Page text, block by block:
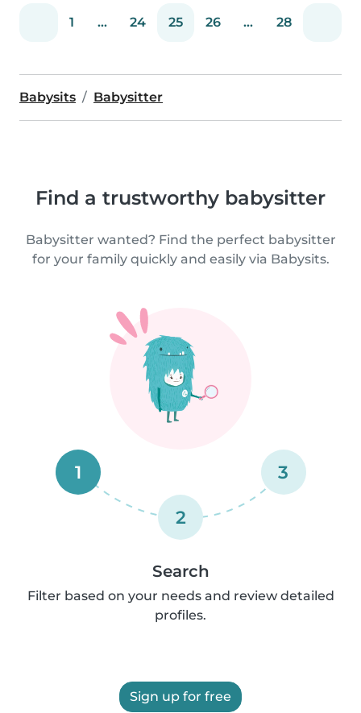
1 ... 24 25 26 ... 28
Babysits Babysitter
Find a trustworthy babysitter
Babysitter wanted? Find the perfect babysitter
for your family quickly and easily via Babysits.
1
2
3
Search
Filter based on your needs and review detailed
profiles.
Sign up for free